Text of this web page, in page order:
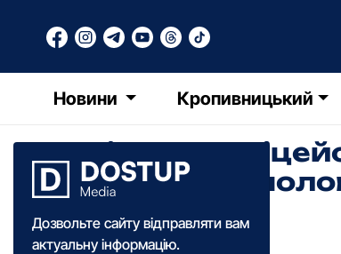
Новини Кропивницький
Дозвольте сайту відправляти вам
актуальну інформацію.
Стріляв у
розшукують
Олександра Ільченко